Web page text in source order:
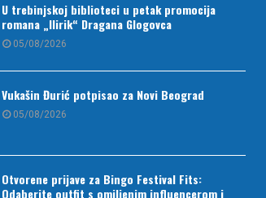
U trebinjskoj biblioteci u petak promocija
romana „Ilirik“ Dragana Glogovca
05/08/2026
Vukašin Đurić potpisao za Novi Beograd
05/08/2026
Otvorene prijave za Bingo Festival Fits:
Odaberite outfit s omiljenim influencerom i